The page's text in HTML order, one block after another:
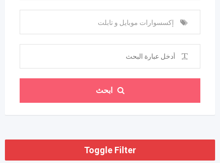
إكسسوارات موبايل و تابلت
ابحث
Toggle Filter